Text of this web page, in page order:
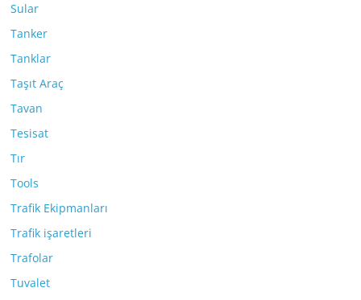
Sular
Tanker
Tanklar
Taşıt Araç
Tavan
Tesisat
Tır
Tools
Trafik Ekipmanları
Trafik işaretleri
Trafolar
Tuvalet